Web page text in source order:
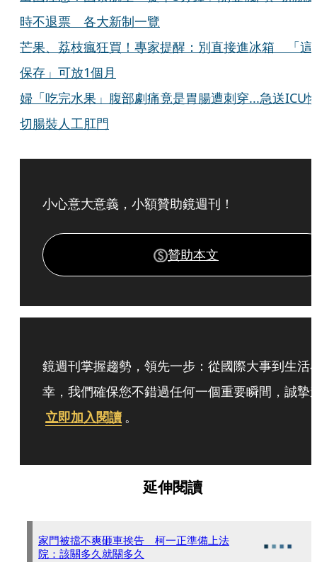
時不退票 各大新制一覽
芒果、荔枝瘋狂買！專家提醒：別直接進冰箱 「這
保存」可放1個月
婦「吃完水果」腹部劇痛竟是胃腸遭刺穿...急送ICU
切腸裝人工肛門
小心意大意義，小額贊助鏡週刊！
贊助本文
鏡週刊掌握趨勢，領先一步：從國際大事到生活
幸，我們確保您不錯過任何一個重要瞬間，誠摯
立即加入閱讀 。
延伸閱讀
家門被擋不爽砸車挨告 柯一正準備上法
院：該關多久就關多久